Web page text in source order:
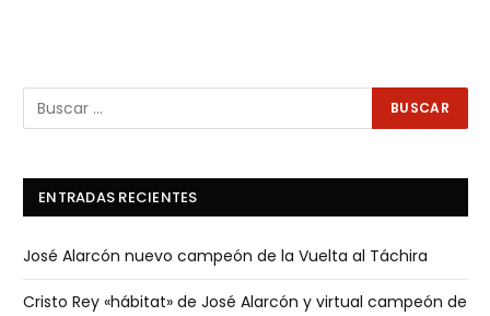
ENTRADAS RECIENTES
José Alarcón nuevo campeón de la Vuelta al Táchira
Cristo Rey «hábitat» de José Alarcón y virtual campeón de